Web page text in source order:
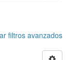
filtros avanzados